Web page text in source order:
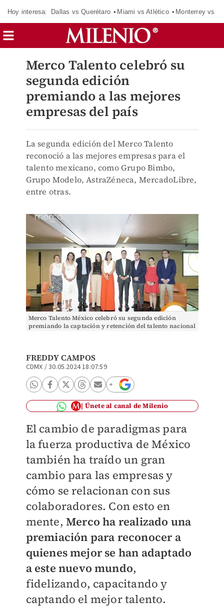
Hoy interesa: Dallas vs Querétaro Miami vs Atlético Monterrey vs
Merco Talento celebró su
segunda edición
premiando a las mejores
empresas del país
La segunda edición del Merco Talento
reconoció a las mejores empresas para el
talento mexicano, como Grupo Bimbo,
Grupo Modelo, AstraZéneca, MercadoLibre,
entre otras.
Merco Talento México celebró su segunda edición
premiando la captación y retención del talento nacional
FREDDY CAMPOS
CDMX /30.05.2024 18:07:59
Únete al canal de Milenio
El cambio de paradigmas para
la fuerza productiva de México
también ha traído un gran
cambio para las empresas y
cómo se relacionan con sus
colaboradores. Con esto en
mente, Merco ha realizado una
premiación para reconocer a
quienes mejor se han adaptado
a este nuevo mundo,
fidelizando, capacitando y
captando el mejor talento.